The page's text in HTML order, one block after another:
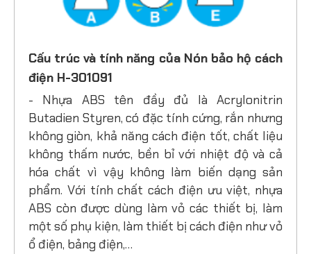
Cấu trúc và tính năng của Nón bảo hộ cách
điện H-301091
- Nhựa ABS tên đầy đủ là Acrylonitrin
Butadien Styren, có đặc tính cứng, rắn nhưng
không giòn, khả năng cách điện tốt, chất liệu
không thấm nước, bền bỉ với nhiệt độ và cả
hóa chất vì vậy không làm biến dạng sản
phẩm. Với tính chất cách điện ưu việt, nhựa
ABS còn được dùng làm vỏ các thiết bị, làm
một số phụ kiện, làm thiết bị cách điện như vỏ
ổ điện, bảng điện,…